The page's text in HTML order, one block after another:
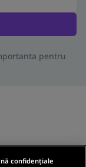
pentru
confidențiale